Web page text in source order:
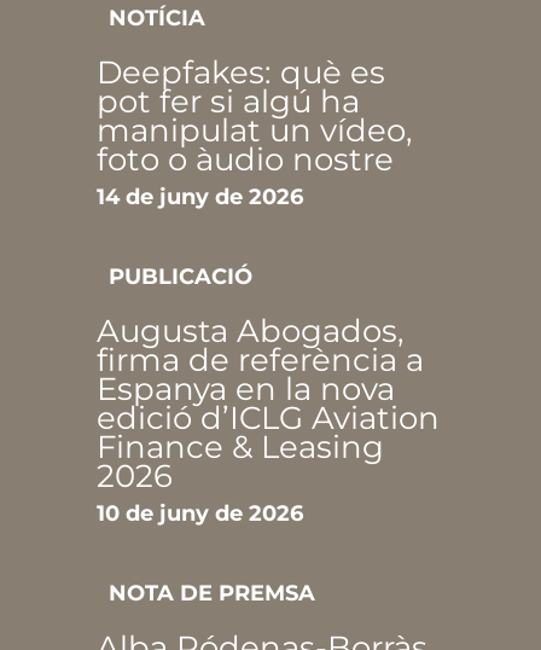
NOTÍCIA
Deepfakes: què es
pot fer si algú ha
manipulat un vídeo,
foto o àudio nostre
14 de juny de 2026
PUBLICACIÓ
Augusta Abogados,
firma de referència a
Espanya en la nova
edició d’ICLG Aviation
Finance & Leasing
2026
10 de juny de 2026
NOTA DE PREMSA